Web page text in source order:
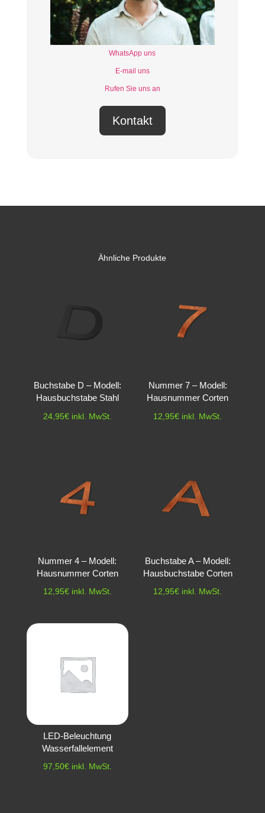
WhatsApp uns
E-mail uns
Rufen Sie uns an
Kontakt
Ähnliche Produkte
Buchstabe D – Modell:
Hausbuchstabe Stahl
24,95€ inkl. MwSt.
Nummer 7 – Modell:
Hausnummer Corten
12,95€ inkl. MwSt.
Nummer 4 – Modell:
Hausnummer Corten
12,95€ inkl. MwSt.
Buchstabe A – Modell:
Hausbuchstabe Corten
12,95€ inkl. MwSt.
LED-Beleuchtung
Wasserfallelement
97,50€ inkl. MwSt.